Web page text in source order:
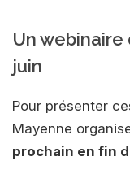
Un webinaire
juin
Pour présenter
Mayenne
prochain en fin